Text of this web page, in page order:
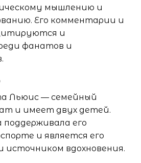
мышлению и
Его комментарии и
и
фанатов и
Льюис — семейный
и имеет двух детей.
поддерживала его
и является его
источником вдохновения.